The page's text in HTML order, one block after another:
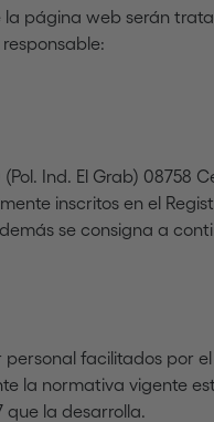
la página web serán
Ind. El Grab)
inscritos en el
se consigna a
facilitados por
la normativa vigente
que la desarrolla.